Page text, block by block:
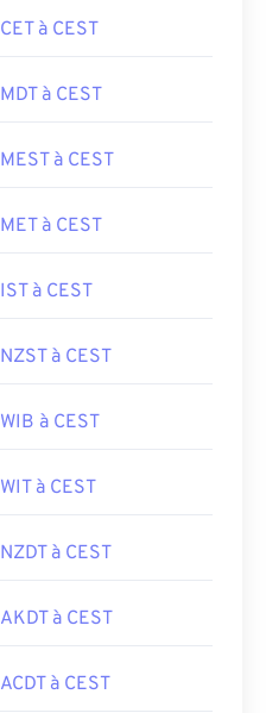
CET à CEST
MDT à CEST
MEST à CEST
MET à CEST
IST à CEST
NZST à CEST
WIB à CEST
WIT à CEST
NZDT à CEST
AKDT à CEST
ACDT à CEST